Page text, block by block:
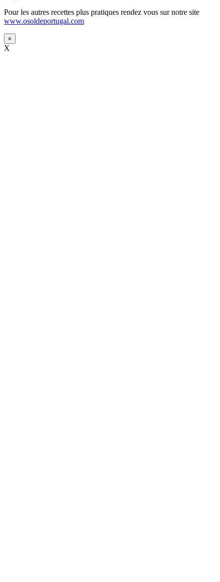
Pour les autres recettes plus pratiques rendez vous sur notre site
www.osoldeportugal.com
×
X